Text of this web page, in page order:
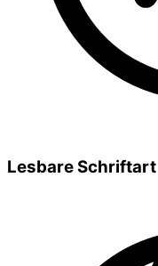
Lesbare Schriftart